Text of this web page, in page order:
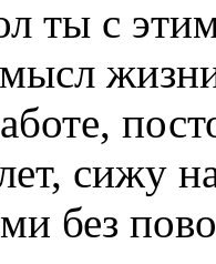
ты с
сижу
без